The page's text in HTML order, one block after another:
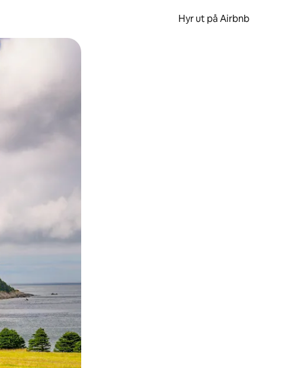
Hyr ut på Airbnb